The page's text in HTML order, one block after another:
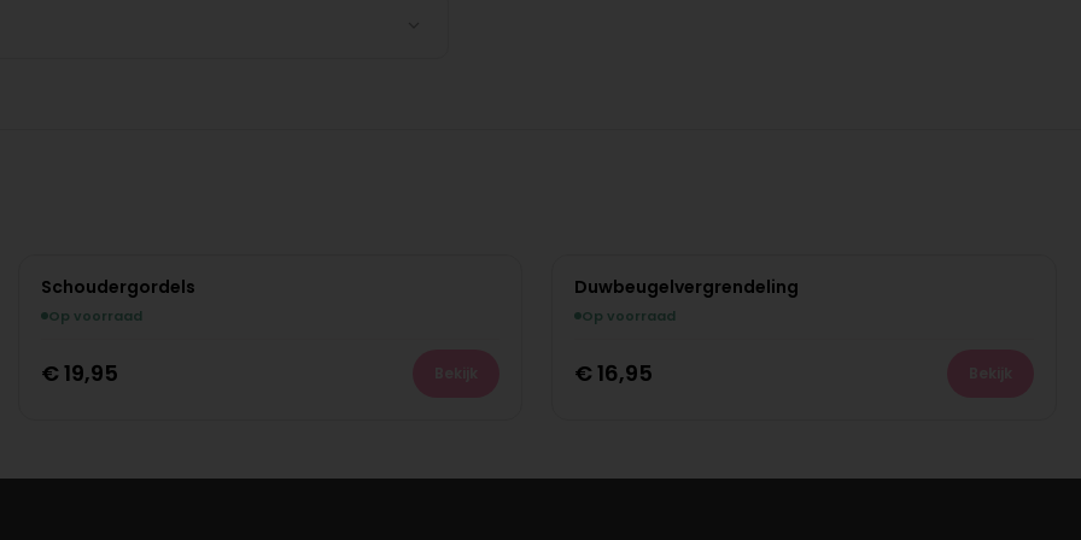
Schoudergordels
Op voorraad
€ 19,95
Duwbeugelvergrendeling
Op voorraad
€ 16,95